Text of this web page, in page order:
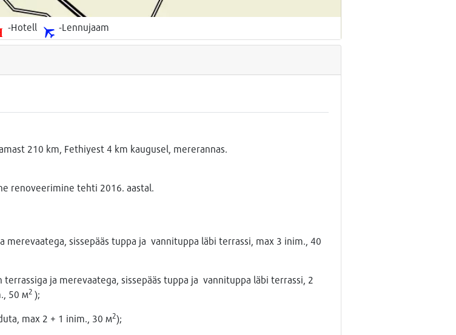
-Hotell -Lennujaam
210 km, Fethiyest 4 km kaugusel, mererannas.
renoveerimine tehti 2016. aastal.
merevaatega, sissepääs tuppa ja vannituppa läbi terrassi, max 3 inim., 40
ja merevaatega, sissepääs tuppa ja vannituppa läbi terrassi, 2
50 м2 );
max 2 + 1 inim., 30 м2);